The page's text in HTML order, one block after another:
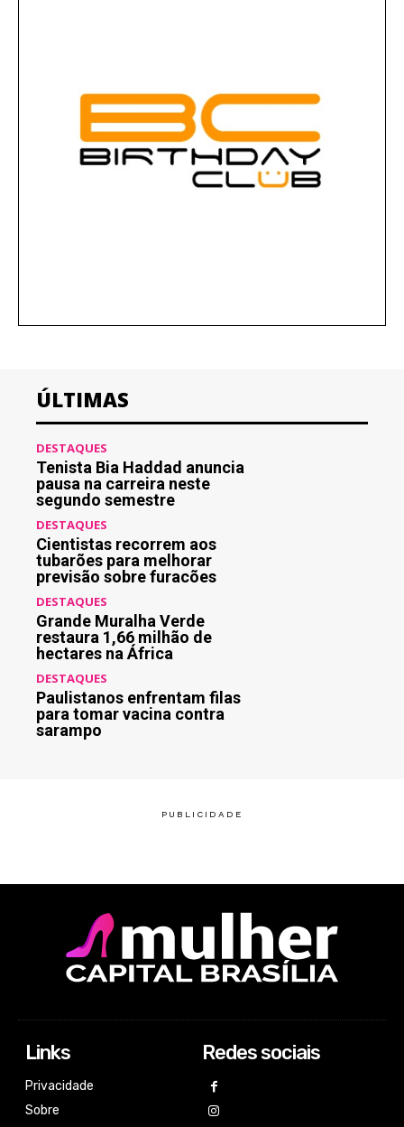
ÚLTIMAS
DESTAQUES
Tenista Bia Haddad anuncia
pausa na carreira neste
segundo semestre
DESTAQUES
Cientistas recorrem aos
tubarões para melhorar
previsão sobre furacões
DESTAQUES
Grande Muralha Verde
restaura 1,66 milhão de
hectares na África
DESTAQUES
Paulistanos enfrentam filas
para tomar vacina contra
sarampo
Links
Privacidade
Sobre
Redes sociais